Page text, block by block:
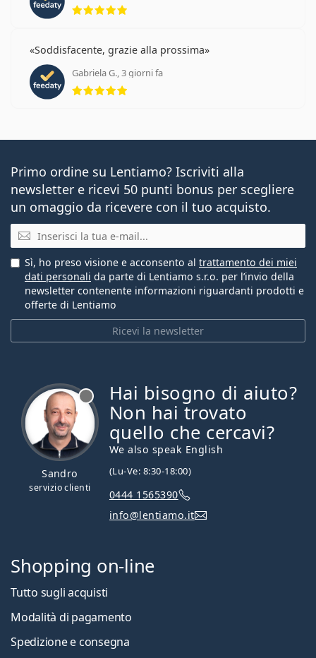
Soddisfacente, grazie alla prossima
Gabriela G., 3 giorni fa
valutazione 5 di 5
Primo ordine su Lentiamo? Iscriviti alla
newsletter e ricevi 50 punti bonus per scegliere
un omaggio da ricevere con il tuo acquisto.
E-mail
Ricevi la newsletter
Sì, ho preso visione e acconsento al trattamento dei miei
dati personali da parte di Lentiamo s.r.o. per l’invio della
newsletter contenente informazioni riguardanti prodotti e
offerte di Lentiamo
Sandro
servizio clienti
Hai bisogno di aiuto?
Non hai trovato
quello che cercavi?
We also speak English
(Lu-Ve: 8:30-18:00)
0444 1565390
info@lentiamo.it
Shopping on-line
Tutto sugli acquisti
Modalità di pagamento
Spedizione e consegna